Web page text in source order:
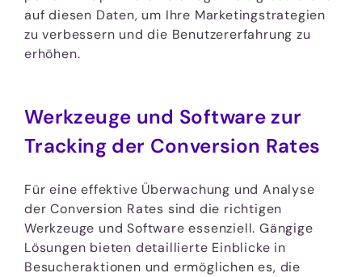
auf diesen Daten, um Ihre Marketingstrategien
zu verbessern und die Benutzererfahrung zu
erhöhen.
Werkzeuge und Software zur
Tracking der Conversion Rates
Für eine effektive Überwachung und Analyse
der Conversion Rates sind die richtigen
Werkzeuge und Software essenziell. Gängige
Lösungen bieten detaillierte Einblicke in
Besucheraktionen und ermöglichen es, die